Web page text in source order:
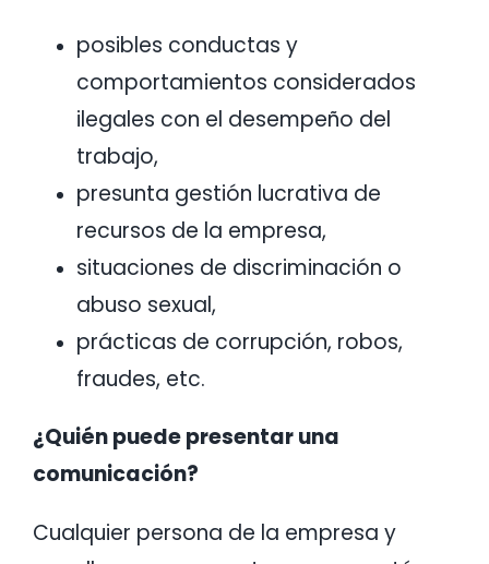
posibles conductas y
comportamientos considerados
ilegales con el desempeño del
trabajo,
presunta gestión lucrativa de
recursos de la empresa,
situaciones de discriminación o
abuso sexual,
prácticas de corrupción, robos,
fraudes, etc.
¿Quién puede presentar una
comunicación?
Cualquier persona de la empresa y